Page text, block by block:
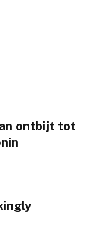
ontbijt tot